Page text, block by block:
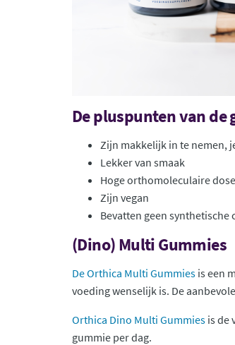
De pluspunten van
Zijn makkelijk in te nemen,
Lekker van smaak
Hoge orthomoleculaire
Zijn vegan
Bevatten geen
(Dino) Multi Gummies
De Orthica Multi Gummies is een
voeding wenselijk is. De
Orthica Dino Multi Gummies is de
gummie per dag.